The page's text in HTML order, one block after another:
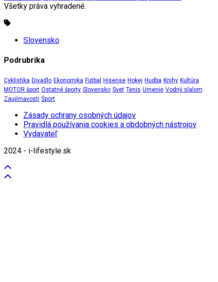
Všetky práva vyhradené.
Slovensko
Podrubrika
Cyklistika Divadlo Ekonomika Futbal Hisense Hokej Hudba Knihy Kultúra
MOTOR šport Ostatné športy Slovensko Svet Tenis Umenie Vodný slalom
Zaujímavosti Šport
Zásady ochrany osobných údajov
Pravidlá používania cookies a obdobných nástrojov
Vydavateľ
2024 - i-lifestyle.sk